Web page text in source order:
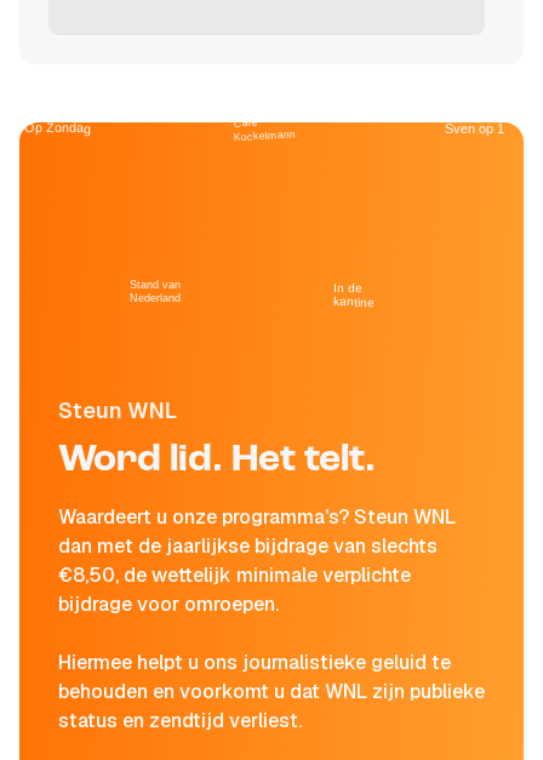
Steun WNL
Word lid. Het telt.
Waardeert u onze programma's? Steun WNL
dan met de jaarlijkse bijdrage van slechts
€8,50, de wettelijk minimale verplichte
bijdrage voor omroepen.
Hiermee helpt u ons journalistieke geluid te
behouden en voorkomt u dat WNL zijn publieke
status en zendtijd verliest.
Op Zondag
Stand van
Nederland
Café
Kockelmann
In de
kantine
Sven op 1